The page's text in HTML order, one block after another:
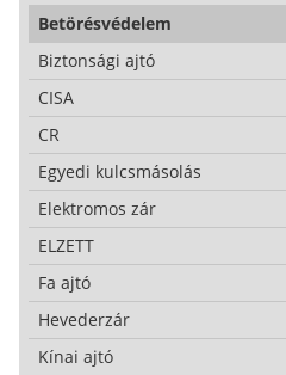
Betörésvédelem
Biztonsági ajtó
CISA
CR
Egyedi kulcsmásolás
Elektromos zár
ELZETT
Fa ajtó
Hevederzár
Kínai ajtó